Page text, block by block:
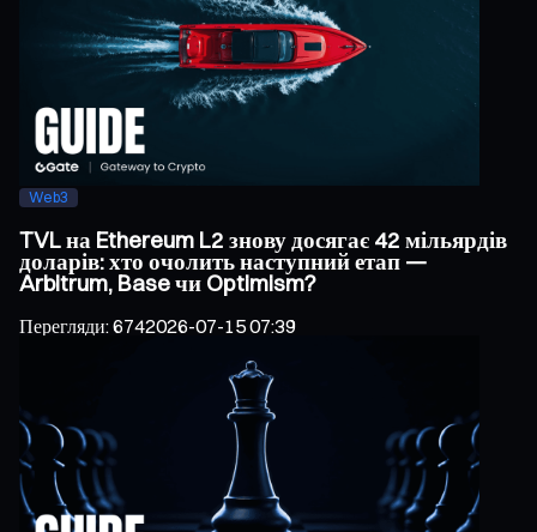
Web3
TVL на Ethereum L2 знову досягає 42 мільярдів
доларів: хто очолить наступний етап —
Arbitrum, Base чи Optimism?
Перегляди:6742026-07-15 07:39